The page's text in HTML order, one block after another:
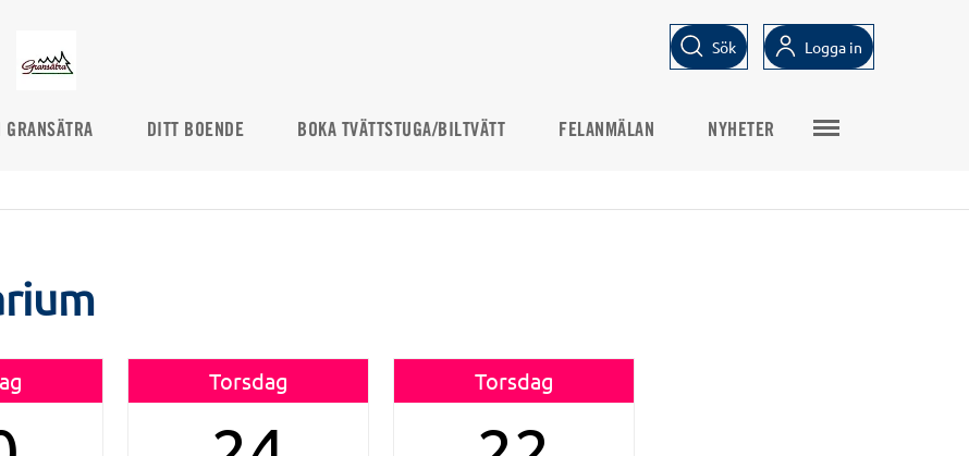
Sök Logga in
GRANSÄTRA DITT BOENDE BOKA TVÄTTSTUGA/BILTVÄTT FELANMÄLAN NYHETER
Torsdag Torsdag